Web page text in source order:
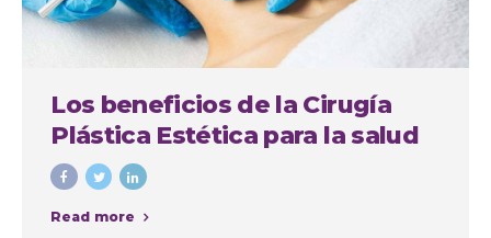
Los beneficios de la Cirugía
Plástica Estética para la salud
física y mental
Read more